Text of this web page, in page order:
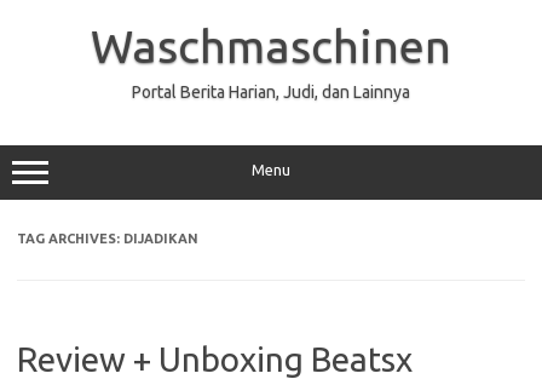
Waschmaschinen
Portal Berita Harian, Judi, dan Lainnya
Menu
TAG ARCHIVES: DIJADIKAN
Review + Unboxing Beatsx